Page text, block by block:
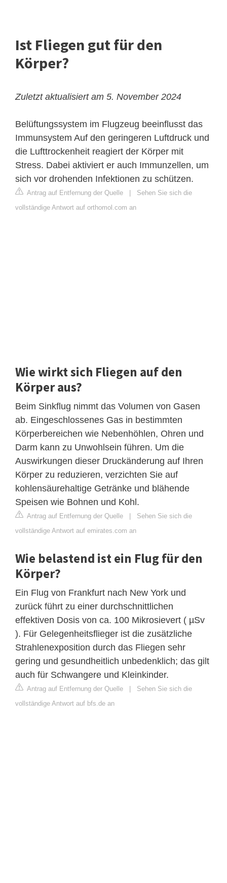
Ist Fliegen gut für den
Körper?
Zuletzt aktualisiert am 5. November 2024
Belüftungssystem im Flugzeug beeinflusst das
Immunsystem Auf den geringeren Luftdruck und
die Lufttrockenheit reagiert der Körper mit
Stress. Dabei aktiviert er auch Immunzellen, um
sich vor drohenden Infektionen zu schützen.
Antrag auf Entfernung der Quelle
Sehen Sie sich die
vollständige Antwort auf orthomol.com an
Wie wirkt sich Fliegen auf den
Körper aus?
Beim Sinkflug nimmt das Volumen von Gasen
ab. Eingeschlossenes Gas in bestimmten
Körperbereichen wie Nebenhöhlen, Ohren und
Darm kann zu Unwohlsein führen. Um die
Auswirkungen dieser Druckänderung auf Ihren
Körper zu reduzieren, verzichten Sie auf
kohlensäurehaltige Getränke und blähende
Speisen wie Bohnen und Kohl.
Antrag auf Entfernung der Quelle
Sehen Sie sich die
vollständige Antwort auf emirates.com an
Wie belastend ist ein Flug für den
Körper?
Ein Flug von Frankfurt nach New York und
zurück führt zu einer durchschnittlichen
effektiven Dosis von ca. 100 Mikrosievert ( µSv
). Für Gelegenheitsflieger ist die zusätzliche
Strahlenexposition durch das Fliegen sehr
gering und gesundheitlich unbedenklich; das gilt
auch für Schwangere und Kleinkinder.
Antrag auf Entfernung der Quelle
Sehen Sie sich die
vollständige Antwort auf bfs.de an